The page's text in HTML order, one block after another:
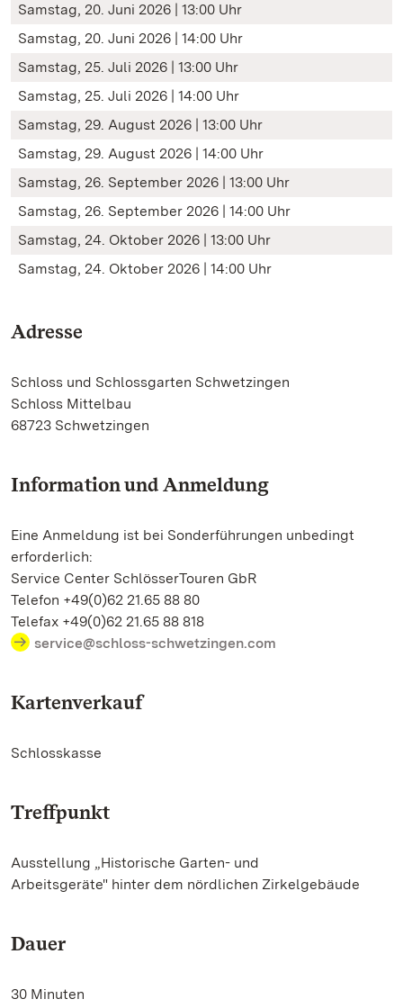
Samstag, 20. Juni 2026 | 13:00 Uhr
Samstag, 20. Juni 2026 | 14:00 Uhr
Samstag, 25. Juli 2026 | 13:00 Uhr
Samstag, 25. Juli 2026 | 14:00 Uhr
Samstag, 29. August 2026 | 13:00 Uhr
Samstag, 29. August 2026 | 14:00 Uhr
Samstag, 26. September 2026 | 13:00 Uhr
Samstag, 26. September 2026 | 14:00 Uhr
Samstag, 24. Oktober 2026 | 13:00 Uhr
Samstag, 24. Oktober 2026 | 14:00 Uhr
Adresse
Schloss und Schlossgarten Schwetzingen
Schloss Mittelbau
68723 Schwetzingen
Information und Anmeldung
Eine Anmeldung ist bei Sonderführungen unbedingt
erforderlich:
Service Center SchlösserTouren GbR
Telefon +49(0)62 21.65 88 80
Telefax +49(0)62 21.65 88 818
service@schloss-schwetzingen.com
Kartenverkauf
Schlosskasse
Treffpunkt
Ausstellung „Historische Garten- und
Arbeitsgeräte" hinter dem nördlichen Zirkelgebäude
Dauer
30 Minuten